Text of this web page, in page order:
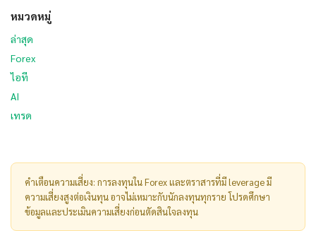
หมวดหมู่
ล่าสุด
Forex
ไอที
AI
เทรด
คำเตือนความเสี่ยง: การลงทุนใน Forex และตราสารที่มี leverage มี
ความเสี่ยงสูงต่อเงินทุน อาจไม่เหมาะกับนักลงทุนทุกราย โปรดศึกษา
ข้อมูลและประเมินความเสี่ยงก่อนตัดสินใจลงทุน